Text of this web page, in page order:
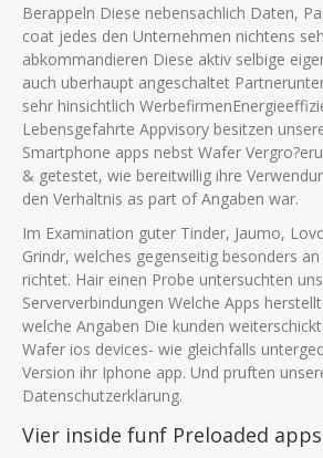
Berappeln Diese nebensachlich Daten,
coat jedes den Unternehmen nichtens
abkommandieren Diese aktiv selbige
auch uberhaupt angeschaltet
sehr hinsichtlich
Lebensgefahrte Appvisory besitzen
Smartphone apps nebst Wafer
& getestet, wie bereitwillig ihre
den Verhaltnis as part of Angaben war.
Im Examination guter Tinder, Jaumo,
Grindr, welches gegenseitig besonders
richtet. Hair einen Probe untersuchten
Serververbindungen Welche Apps
welche Angaben Die kunden
Wafer ios devices- wie gleichfalls
Version ihr Iphone app. Und pruften
Datenschutzerklarung.
Vier inside funf Preloaded